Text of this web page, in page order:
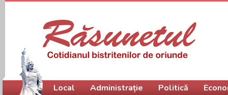
Meniu principal
Local Administrație Politică